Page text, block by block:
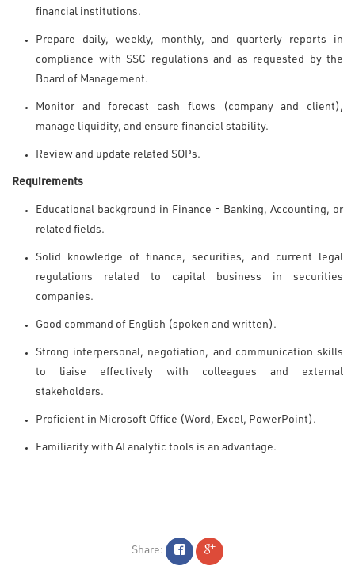
financial institutions.
Prepare daily, weekly, monthly, and quarterly reports in
compliance with SSC regulations and as requested by the
Board of Management.
Monitor and forecast cash flows (company and client),
manage liquidity, and ensure financial stability.
Review and update related SOPs.
Requirements
Educational background in Finance - Banking, Accounting, or
related fields.
Solid knowledge of finance, securities, and current legal
regulations related to capital business in securities
companies.
Good command of English (spoken and written).
Strong interpersonal, negotiation, and communication skills
to liaise effectively with colleagues and external
stakeholders.
Proficient in Microsoft Office (Word, Excel, PowerPoint).
Familiarity with AI analytic tools is an advantage.
Share: